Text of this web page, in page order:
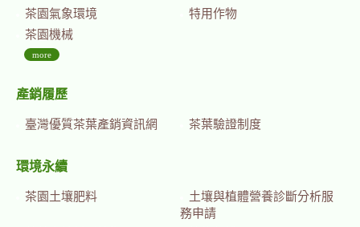
茶園氣象環境
特用作物
茶園機械
more
產銷履歷
臺灣優質茶葉產銷資訊網 茶葉驗證制度
環境永續
茶園土壤肥料
土壤與植體營養診斷分析服
務申請